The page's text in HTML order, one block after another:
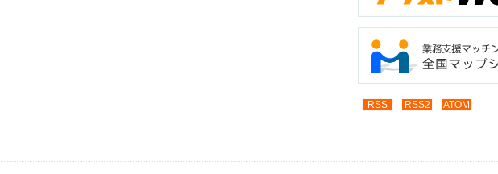
RSS RSS2 ATOM